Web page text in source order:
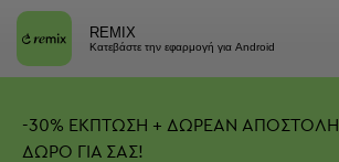
REMIX
Κατεβάστε την εφαρμογή για Android
-30% ΕΚΠΤΩΣΗ + ΔΩΡΕΑΝ ΑΠΟΣΤΟΛΗ
ΔΩΡΟ ΓΙΑ ΣΑΣ!